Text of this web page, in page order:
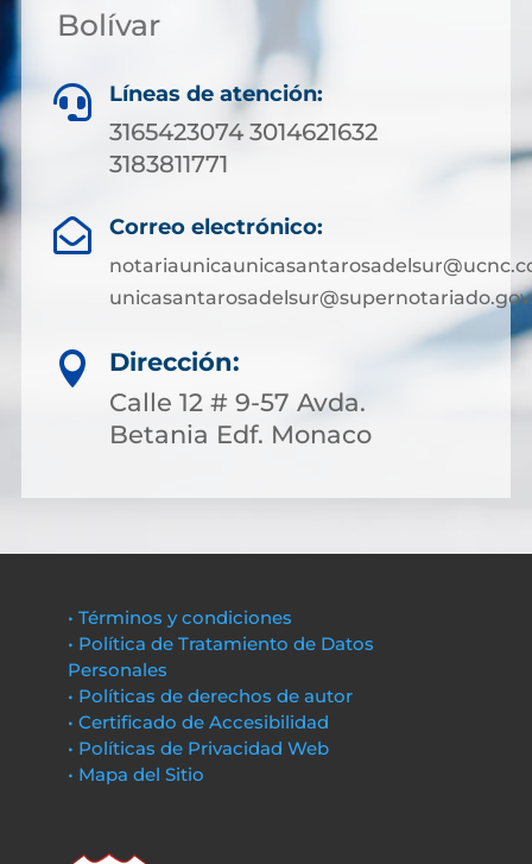
Bolívar
 Líneas de atención:
3165423074 3014621632
3183811771
 Correo electrónico:

Dirección:
Calle 12 # 9-57 Avda.
Betania Edf. Monaco
• Términos y condiciones
• Política de Tratamiento de Datos
Personales
• Políticas de derechos de autor
• Certificado de Accesibilidad
• Políticas de Privacidad Web
• Mapa del Sitio